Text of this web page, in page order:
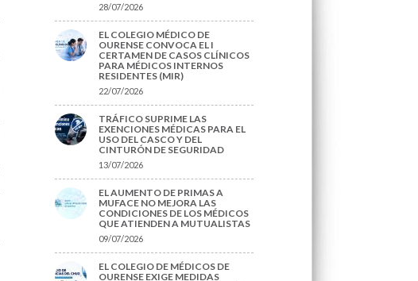
28/07/2026
EL COLEGIO MÉDICO DE
OURENSE CONVOCA EL I
CERTAMEN DE CASOS CLÍNICOS
PARA MÉDICOS INTERNOS
RESIDENTES (MIR)
22/07/2026
TRÁFICO SUPRIME LAS
EXENCIONES MÉDICAS PARA EL
USO DEL CASCO Y DEL
CINTURÓN DE SEGURIDAD
13/07/2026
EL AUMENTO DE PRIMAS A
MUFACE NO MEJORA LAS
CONDICIONES DE LOS MÉDICOS
QUE ATIENDEN A MUTUALISTAS
09/07/2026
EL COLEGIO DE MÉDICOS DE
OURENSE EXIGE MEDIDAS